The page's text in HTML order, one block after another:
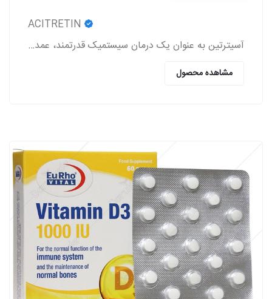
آسیترتین به عنوان یک درمان سیستمیک قدرتمند، عمدتاً در مدیریت اختلالات شدید کراتینیزاسیون پوست به کار می‌رود.
مشاهده محصول